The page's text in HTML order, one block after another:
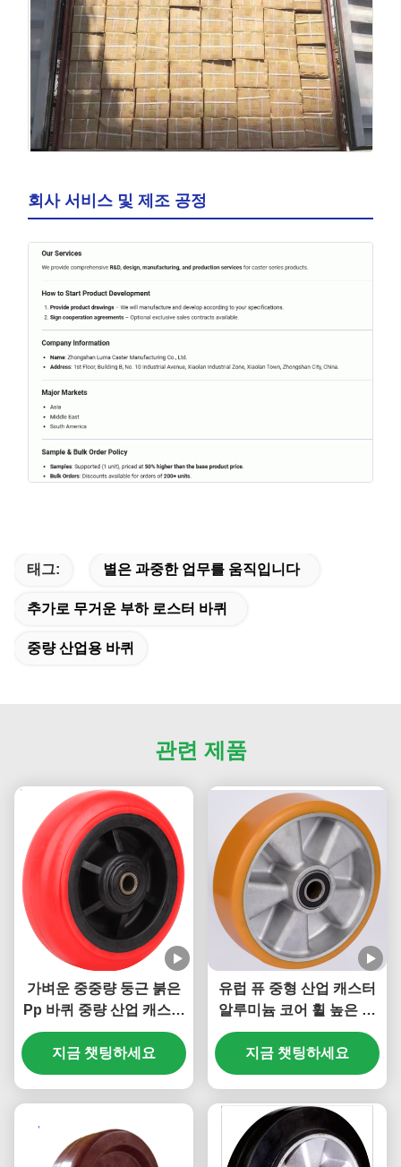
회사 서비스 및 제조 공정
태그: 별은 과중한 업무를 움직입니다
추가로 무거운 부하 로스터 바퀴
중량 산업용 바퀴
관련 제품
가벼운 중중량 둥근 붉은
Pp 바퀴 중량 산업 캐스터
Pp 코어 바퀴 비용 효율적
지금 챗팅하세요
유럽 퓨 중형 산업 캐스터
알루미늄 코어 휠 높은 부
하 용량 1100kg
지금 챗팅하세요